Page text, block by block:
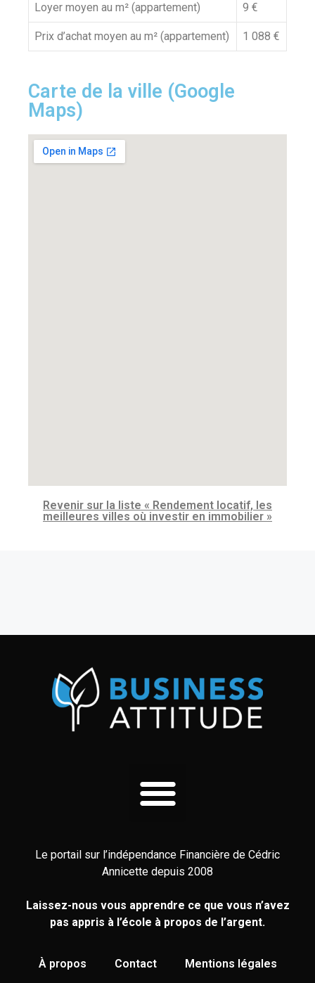
Loyer moyen au m² (appartement) 9 €
Prix d’achat moyen au m² (appartement) 1 088 €
Carte de la ville (Google
Maps)
Revenir sur la liste « Rendement locatif, les
meilleures villes où investir en immobilier »
Le portail sur l’indépendance Financière de Cédric
Annicette depuis 2008
Laissez-nous vous apprendre ce que vous n’avez
pas appris à l’école à propos de l’argent.
À propos Contact Mentions légales